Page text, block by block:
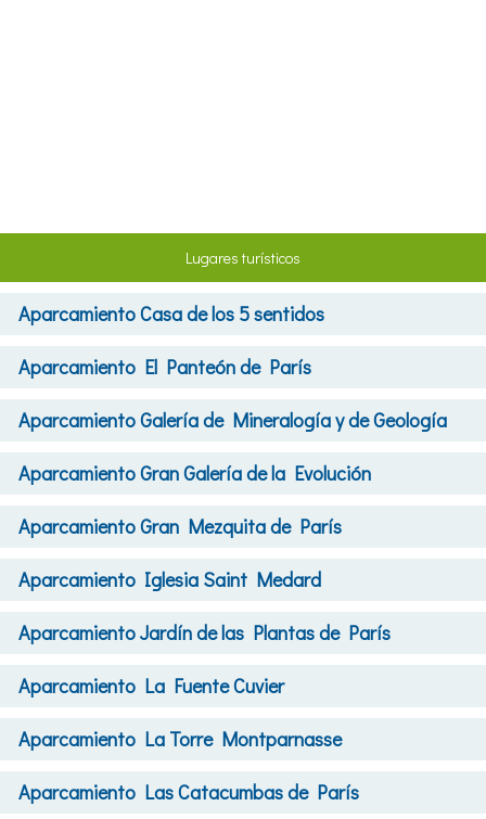
Lugares turísticos
AparcamientoCasa de los 5 sentidos
Aparcamiento El Panteón de París
AparcamientoGalería de Mineralogía y de Geología
AparcamientoGran Galería de la Evolución
AparcamientoGran Mezquita de París
Aparcamiento Iglesia Saint Medard
AparcamientoJardín de las Plantas de París
Aparcamiento La Fuente Cuvier
Aparcamiento La Torre Montparnasse
Aparcamiento Las Catacumbas de París